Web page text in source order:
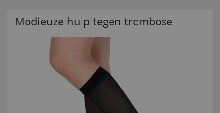
Modieuze hulp tegen trombose